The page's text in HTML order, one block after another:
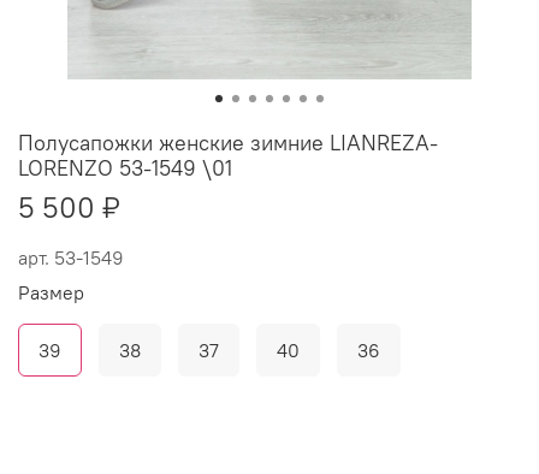
арт. 53-1549
Полусапожки женские зимние LIANREZA-
LORENZO 53-1549 \01
5 500 ₽
Размер
39 38 37 40 36